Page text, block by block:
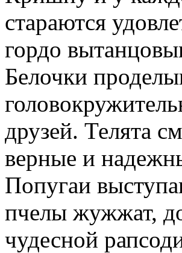
стараются
гордо
Белочки
друзей. Телята
верные и
Попугаи
пчелы жужжат,
чудесной